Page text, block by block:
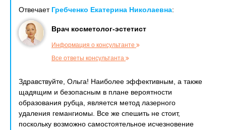
Отвечает Гребченко Екатерина Николаевна:
Врач косметолог-эстетист
Информация о консультанте
Все ответы консультанта
Здравствуйте, Ольга! Наиболее эффективным, а также
щадящим и безопасным в плане вероятности
образования рубца, является метод лазерного
удаления гемангиомы. Все же спешить не стоит,
поскольку возможно самостоятельное исчезновение